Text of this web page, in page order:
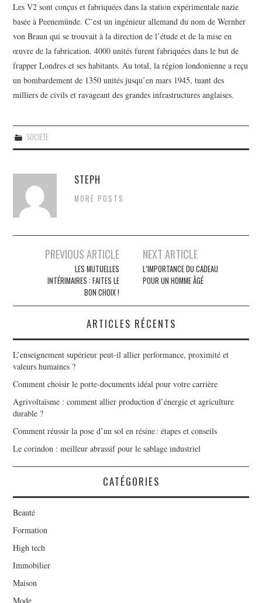
Les V2 sont conçus et fabriquées dans la station expérimentale nazie
basée à Peenemünde. C’est un ingénieur allemand du nom de Wernher
von Braun qui se trouvait à la direction de l’étude et de la mise en
œuvre de la fabrication. 4000 unités furent fabriquées dans le but de
frapper Londres et ses habitants. Au total, la région londonienne a reçu
un bombardement de 1350 unités jusqu’en mars 1945, tuant des
milliers de civils et ravageant des grandes infrastructures anglaises.
SOCIETE
STEPH
MORE POSTS
Navigation des articles
PREVIOUS ARTICLE
LES MUTUELLES
INTÉRIMAIRES : FAITES LE
BON CHOIX !
NEXT ARTICLE
L’IMPORTANCE DU CADEAU
POUR UN HOMME ÂGÉ
ARTICLES RÉCENTS
L’enseignement supérieur peut-il allier performance, proximité et
valeurs humaines ?
Comment choisir le porte-documents idéal pour votre carrière
Agrivoltaïsme : comment allier production d’énergie et agriculture
durable ?
Comment réussir la pose d’un sol en résine : étapes et conseils
Le corindon : meilleur abrassif pour le sablage industriel
CATÉGORIES
Beauté
Formation
High tech
Immobilier
Maison
Mode